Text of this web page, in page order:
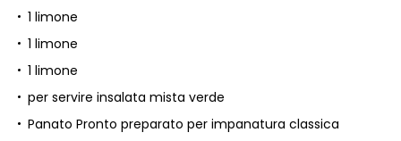
1 limone
1 limone
1 limone
per servire insalata mista verde
Panato Pronto preparato per impanatura classica